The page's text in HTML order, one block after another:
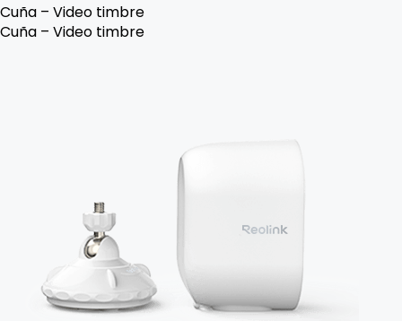
Cuña – Video timbre
Cuña – Video timbre